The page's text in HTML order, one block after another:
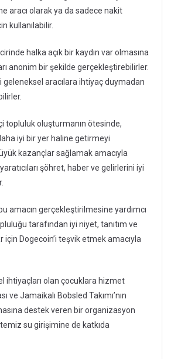
aracı olarak ya da sadece nakit
kullanılabilir.
halka açık bir kaydın var olmasına
anonim bir şekilde gerçekleştirebilirler.
geleneksel aracılara ihtiyaç duymadan
topluluk oluşturmanın ötesinde,
iyi bir yer haline getirmeyi
kazançlar sağlamak amacıyla
şöhret, haber ve gelirlerini iyi
amacın gerçekleştirilmesine yardımcı
tarafından iyi niyet, tanıtım ve
için Dogecoin’i teşvik etmek amacıyla
ihtiyaçları olan çocuklara hizmet
ve Jamaikalı Bobsled Takımı’nın
destek veren bir organizasyon
su girişimine de katkıda